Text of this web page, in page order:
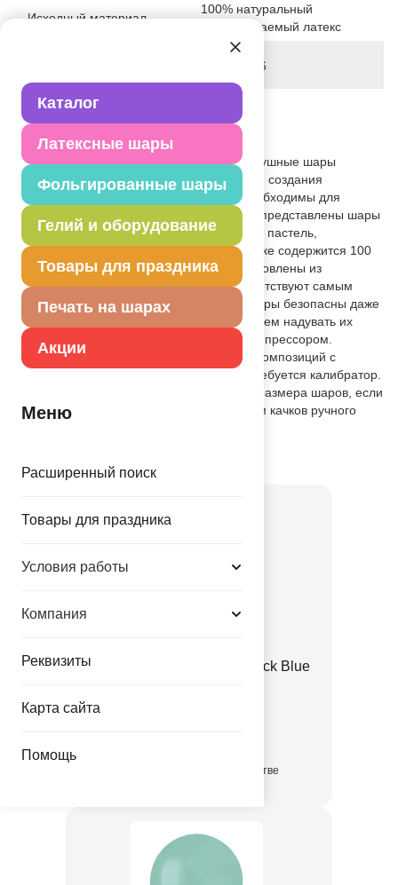
Каталог
Латексные шары
Фольгированные шары
Гелий и оборудование
Товары для праздника
Печать на шарах
Акции
Меню
Расширенный поиск
Товары для праздника
Условия работы
Компания
Реквизиты
Карта сайта
Помощь
Исходный материал
100% натуральный
биоразлагаемый латекс
21-04-2026
Вес
Описание товара
Серия: маршмеллоу Marshmallow. Воздушные шары
размером 12" (30 см) востребованы для создания
композиций, арок из шаров, а также необходимы для
плетения органик- гирлянд. В упаковке представлены шары
в цвете тиффани 109 Tiffany.Тип шара – пастель,
бархатистый матовый оттенок. В упаковке содержится 100
шаров одного цвета. Шары Gemar изготовлены из
натурального латекса в Италии и соответствуют самым
высоким экологическим стандартам. Шары безопасны даже
для надувания ртом. Однако рекомендуем надувать их
ручным насосом или электрическим компрессором.
Обратите внимание, что для создания композиций с
шарами одинакового размера вам потребуется калибратор.
Вы также можете обеспечить ровность размера шаров, если
будете надувать их равным количеством качков ручного
Е 12" Пастель Retro Peacock Blue
в достаточном количестве